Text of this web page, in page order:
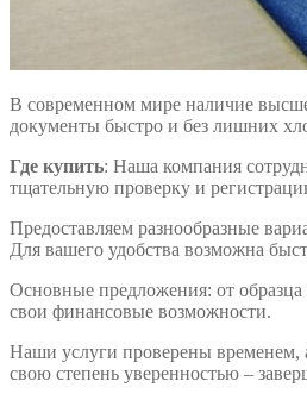
В современном мире наличие
документы быстро и без лишних
Где купить: Наша компания
тщательную проверку и
Предоставляем разнообразные
Для вашего удобства возможна
Основные предложения: от образца
свои финансовые возможности.
Наши услуги проверены временем,
свою степень уверенностью –